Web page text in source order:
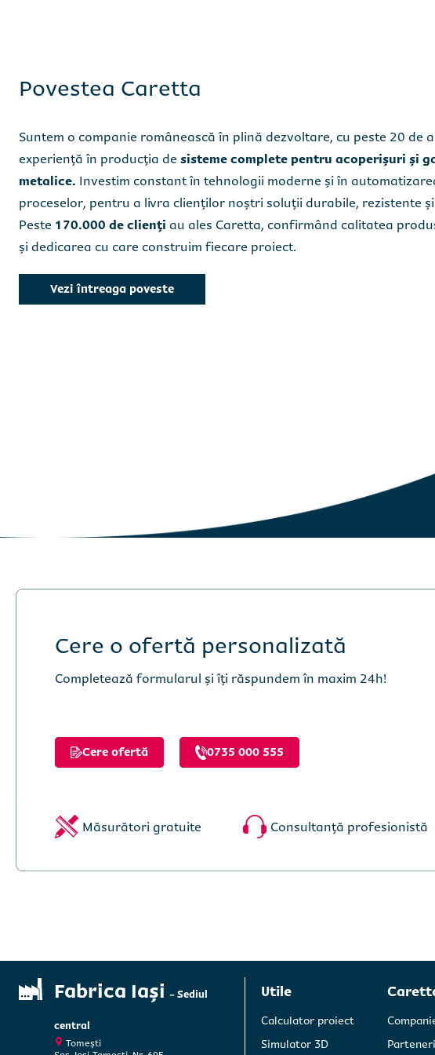
Povestea Caretta
Suntem o companie românească în plină dezvoltare, cu peste 20 de
experiență în producția de sisteme complete pentru acoperișuri și
metalice. Investim constant în tehnologii moderne și în
proceselor, pentru a livra clienților noștri soluții durabile, rezistente
Peste 170.000 de clienți au ales Caretta, confirmând calitatea
și dedicarea cu care construim fiecare proiect.
Vezi întreaga poveste
Cere o ofertă personalizată
Completează formularul și îți răspundem în maxim 24h!
Cere ofertă 0735 000 555
Măsurători gratuite Consultanță profesionistă
Fabrica Iași - Sediul
central
Tomești
Utile
Calculator proiect
Simulator 3D
Parteneri